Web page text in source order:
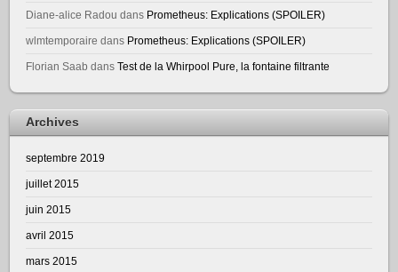
Diane-alice Radou dans Prometheus: Explications (SPOILER)
wlmtemporaire dans Prometheus: Explications (SPOILER)
Florian Saab dansTest de la Whirpool Pure, la fontaine filtrante
Archives
septembre 2019
juillet 2015
juin 2015
avril 2015
mars 2015